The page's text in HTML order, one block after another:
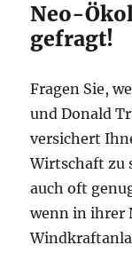
Neo-
gefragt!
Fragen Sie,
und Donald
versichert
Wirtschaft zu
auch oft
wenn in ihrer